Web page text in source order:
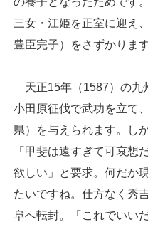
三女・江姫を正室に迎え
豊臣完子）をさずかります
天正15年（1587）の九
小田原征伐で武功を立て
県）を与えられます。し
「甲斐は遠すぎて可哀想
欲しい」と要求。何だか
たいですね。仕方なく秀
阜へ転封。「これでいい